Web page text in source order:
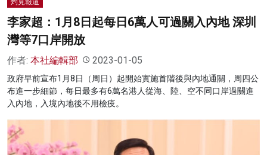
李家超：1月8日起每日6萬人可過關入內地 深圳
灣等7口岸開放
作者: 本社編輯部 2023-01-05
政府早前宣布1月8日（周日）起開始實施首階後與內地通關，周四公
布進一步細節，每日最多有6萬名港人從海、陸、空不同口岸過關進
入內地，入境內地後不用檢疫。